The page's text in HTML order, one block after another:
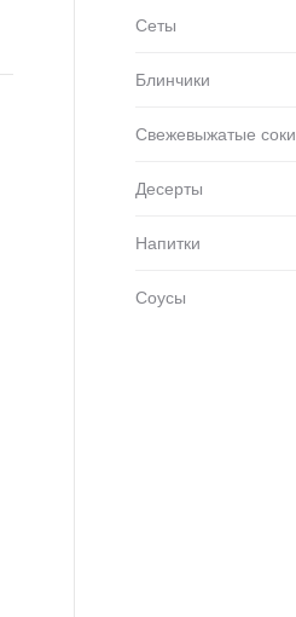
Сеты
Блинчики
Свежевыжатые соки
Десерты
Напитки
Соусы